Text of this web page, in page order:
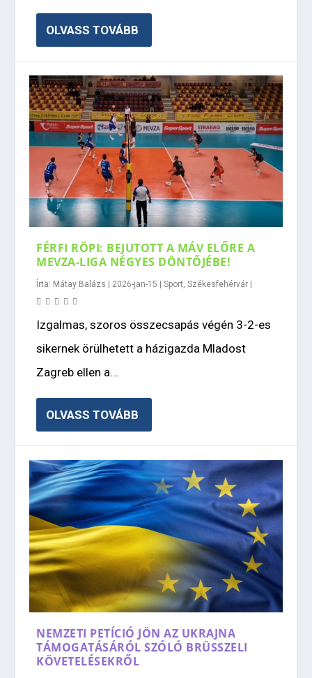
OLVASS TOVÁBB
FÉRFI RÖPI: BEJUTOTT A MÁV ELŐRE A
MEVZA-LIGA NÉGYES DÖNTŐJÉBE!
Írta: Mátay Balázs 2026-jan-15 |Sport,Székesfehérvár
Izgalmas, szoros összecsapás végén 3-2-es
sikernek örülhetett a házigazda Mladost
Zagreb ellen a...
OLVASS TOVÁBB
NEMZETI PETÍCIÓ JÖN AZ UKRAJNA
TÁMOGATÁSÁRÓL SZÓLÓ BRÜSSZELI
KÖVETELÉSEKRŐL